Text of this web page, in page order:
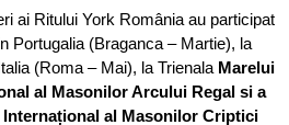
ai Ritului York România au participat
Portugalia (Braganca – Martie), la
(Roma – Mai), la Trienala Marelui
al Masonilor Arcului Regal si a
al Masonilor Criptici